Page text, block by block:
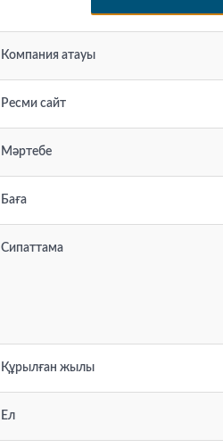
Компания атауы
Ресми сайт
Мәртебе
Баға
Сипаттама
Құрылған жылы
Ел